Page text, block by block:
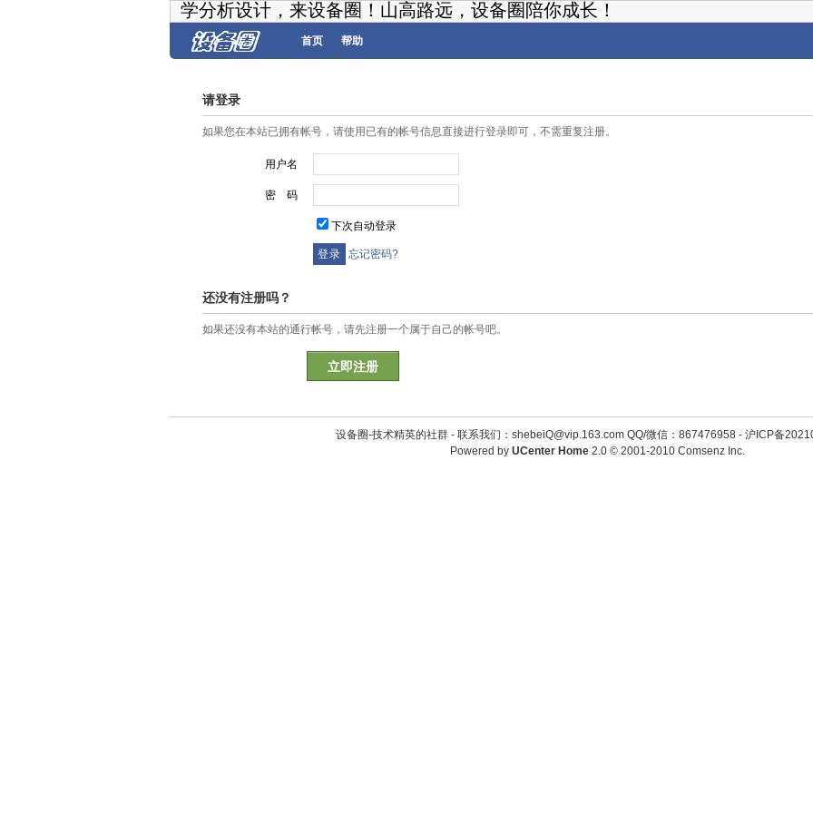
学分析设计，来设备圈！山高路远，设备圈陪你成长！
首页 帮助
请登录
如果您在本站已拥有帐号，请使用已有的帐号信息直接进行登录即可，不需重复注册。
用户名
密 码
下次自动登录
忘记密码?
还没有注册吗？
如果还没有本站的通行帐号，请先注册一个属于自己的帐号吧。
立即注册
设备圈-技术精英的社群 - 联系我们：shebeiQ@vip.163.com QQ/微信：867476958- 沪ICP备
Powered by UCenter Home 2.0© 2001-2010 Comsenz Inc.